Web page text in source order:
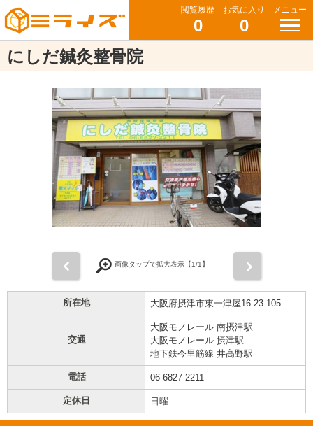
閲覧履歴
0
お気に入り
0
メニュー
にしだ鍼灸整骨院
画像タップで拡大表示【1/1】
所在地 大阪府摂津市東一津屋16-23-105
交通
大阪モノレール 南摂津駅
大阪モノレール 摂津駅
地下鉄今里筋線 井高野駅
電話 06-6827-2211
定休日 日曜